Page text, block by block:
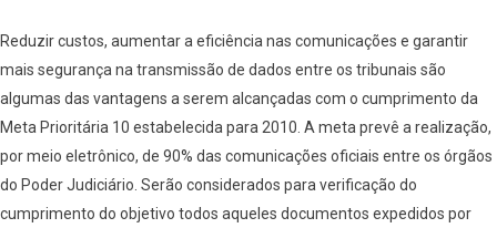
Reduzir custos, aumentar a eficiência nas comunicações e garantir
mais segurança na transmissão de dados entre os tribunais são
algumas das vantagens a serem alcançadas com o cumprimento da
Meta Prioritária 10 estabelecida para 2010. A meta prevê a realização,
por meio eletrônico, de 90% das comunicações oficiais entre os órgãos
do Poder Judiciário. Serão considerados para verificação do
cumprimento do objetivo todos aqueles documentos expedidos por